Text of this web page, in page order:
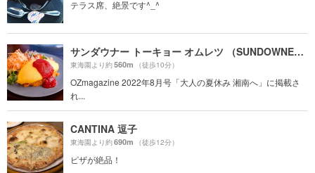
テラス席、絶景です^_^
サンダウナー トーキョー オムレツ （SUNDOWNER）
東海園より約560m （徒歩10分）
OZmagazine 2022年8月号「大人の夏休み 湘南へ」に掲載さ
れ...
CANTINA 逗子
東海園より約690m （徒歩12分）
ピザが絶品！